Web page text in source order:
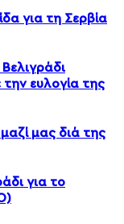
για τη Σερβία
ευλογία της
μας διά της
για το